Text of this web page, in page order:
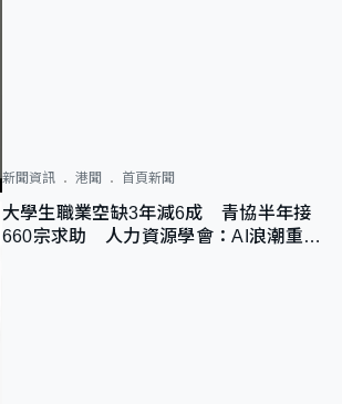
新聞資訊 港聞 首頁新聞
大學生職業空缺3年減6成 青協半年接
660宗求助 人力資源學會：AI浪潮重整